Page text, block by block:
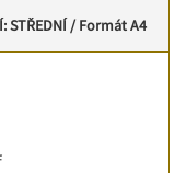
STŘEDNÍ / Formát A4